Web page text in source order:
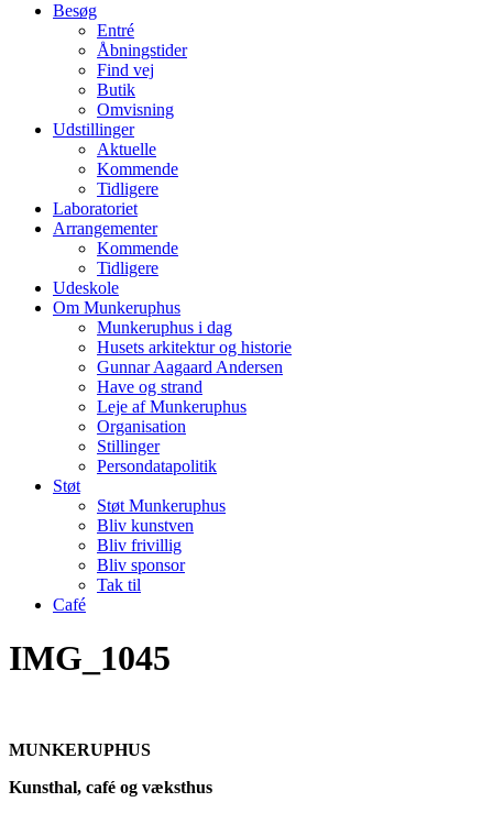
Besøg
Entré
Åbningstider
Find vej
Butik
Omvisning
Udstillinger
Aktuelle
Kommende
Tidligere
Laboratoriet
Arrangementer
Kommende
Tidligere
Udeskole
Om Munkeruphus
Munkeruphus i dag
Husets arkitektur og historie
Gunnar Aagaard Andersen
Have og strand
Leje af Munkeruphus
Organisation
Stillinger
Persondatapolitik
Støt
Støt Munkeruphus
Bliv kunstven
Bliv frivillig
Bliv sponsor
Tak til
Café
IMG_1045
MUNKERUPHUS
Kunsthal, café og væksthus